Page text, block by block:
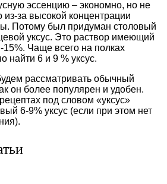
эссенцию – экономно, но не
из-за высокой концентрации
Потому был придуман столовый
уксус. Это раствор имеющий
15%. Чаще всего на полках
найти 6 и 9 % уксус.
рассматривать обычный
он более популярен и удобен.
под словом «уксус»
6-9% уксус (если при этом нет